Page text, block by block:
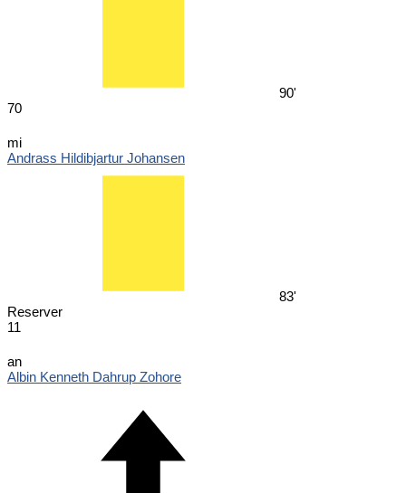
90'
70
mi
Andrass Hildibjartur Johansen
83'
Reserver
11
an
Albin Kenneth Dahrup Zohore